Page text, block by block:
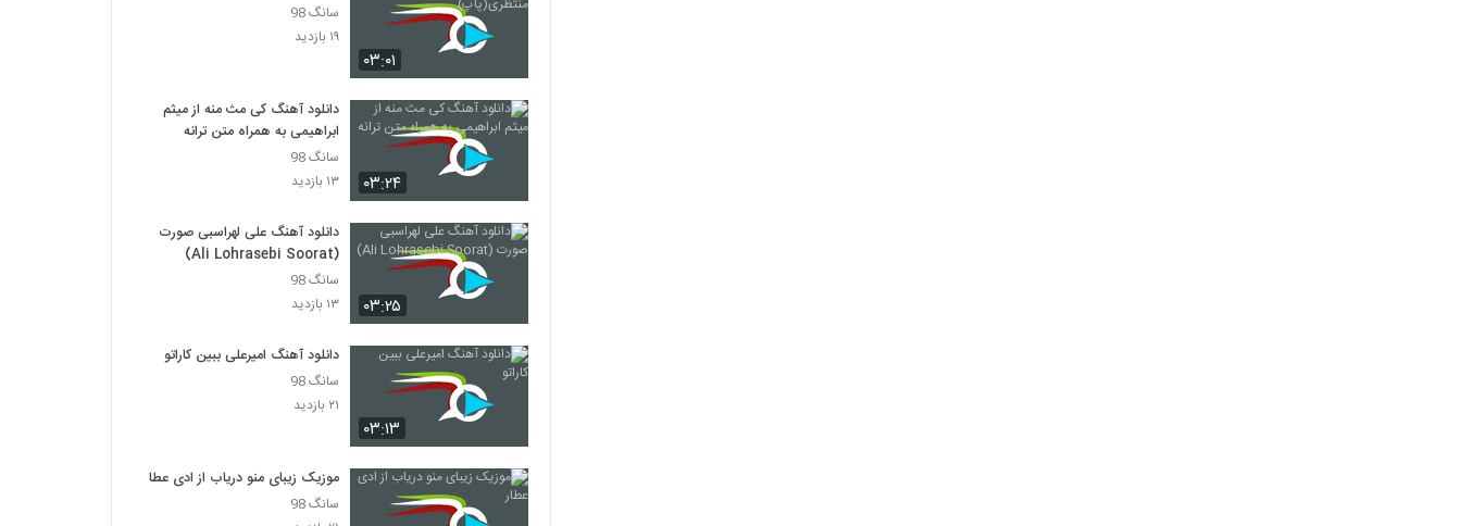
دانلود آهنگ شال سفید از میثم جمشید پور به
همراه متن ترانه
۶۳۶ بازدید
دانلود آهنگ جدید و زیبای امین عابدینی با نام
بارون
۶۳۳ بازدید
آهنگ بلوار میرداماد از مهدی حائری(پاپ)
۳۷۹ بازدید
دانلود آهنگ احسان حیدری حس سرد
آهنگ اسیر از بهنام غلامی(پاپ)
۴۲۰ بازدید
Mahdi Arya Del Tangetam
۳۰۴ بازدید
۰۳:۰۱
سانگ 98
۱۹ بازدید
۰۳:۲۴
دانلود آهنگ کی مث منه از میثم
ابراهیمی به همراه متن ترانه
سانگ 98
۱۳ بازدید
۰۳:۲۵
دانلود آهنگ علی لهراسبی صورت
(Ali Lohrasebi Soorat)
سانگ 98
۱۳ بازدید
۰۳:۱۳
دانلود آهنگ امیرعلی ببین کاراتو
سانگ 98
۲۱ بازدید
موزیک زیبای منو دریاب از ادی عطار
سانگ 98